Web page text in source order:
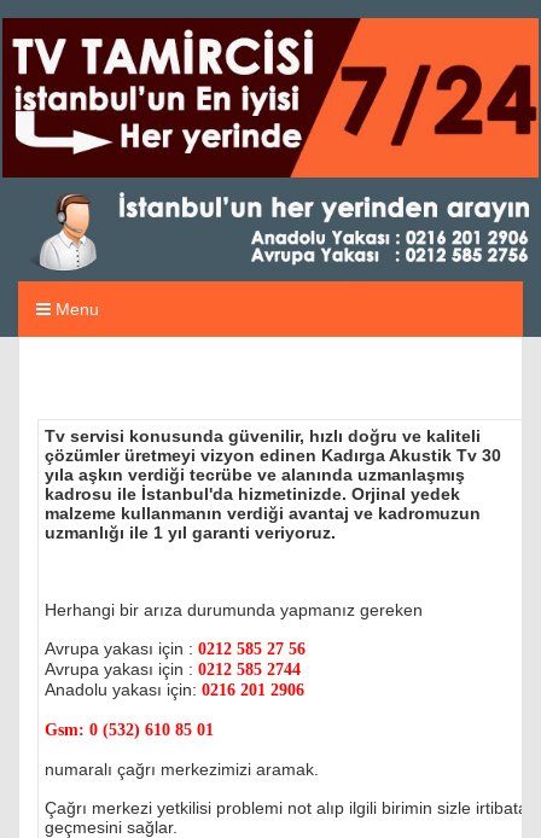
Menu
Tv servisi konusunda güvenilir, hızlı doğru ve kaliteli
çözümler üretmeyi vizyon edinen Kadırga Akustik Tv 30
yıla aşkın verdiği tecrübe ve alanında uzmanlaşmış
kadrosu ile İstanbul'da hizmetinizde. Orjinal yedek
malzeme kullanmanın verdiği avantaj ve kadromuzun
uzmanlığı ile 1 yıl garanti veriyoruz.
Herhangi bir arıza durumunda yapmanız gereken
Avrupa yakası için : 0212 585 27 56
Avrupa yakası için : 0212 585 2744
Anadolu yakası için: 0216 201 2906
Gsm: 0 (532) 610 85 01
numaralı çağrı merkezimizi aramak.
Çağrı merkezi yetkilisi problemi not alıp ilgili birimin sizle irtibata
geçmesini sağlar.